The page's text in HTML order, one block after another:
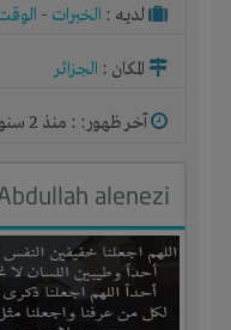
لديـه : الخبرات -
المكان : الجزائر
آخر ظهور: : منذ 2 سنوات
alenezi